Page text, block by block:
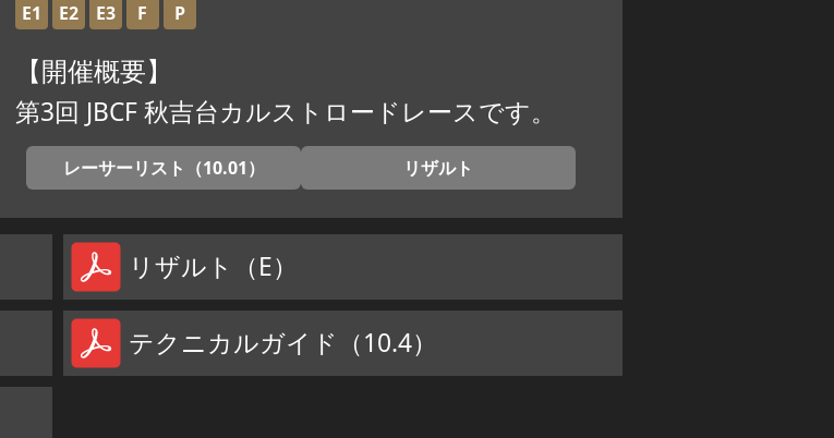
E1 E2 E3 F P
【開催概要】
第3回 JBCF 秋吉台カルストロードレースです。
レーサーリスト（10.01） リザルト
リザルト（E）
テクニカルガイド（10.4）